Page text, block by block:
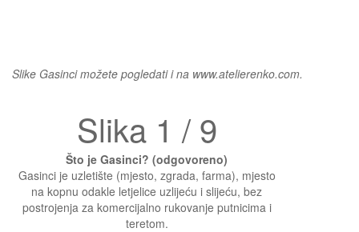
Slike Gasinci možete pogledati i na www.atelierenko.com.
Slika 1 / 9
Što je Gasinci? (odgovoreno)
Gasinci je uzletište (mjesto, zgrada, farma), mjesto
na kopnu odakle letjelice uzlijeću i slijeću, bez
postrojenja za komercijalno rukovanje putnicima i
teretom.